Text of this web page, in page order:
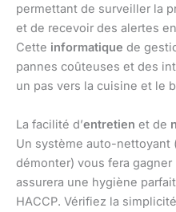
permettant de surveiller la
et de recevoir des alertes
Cette informatique de
pannes coûteuses et des
un pas vers la cuisine et le
La facilité d’entretien et de
Un système auto-nettoyant
démonter) vous fera
assurera une hygiène
HACCP. Vérifiez la